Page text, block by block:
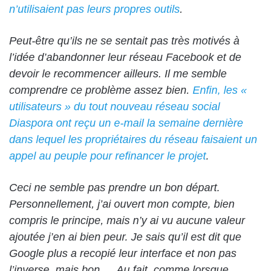
n’utilisaient pas leurs propres outils.
Peut-être qu’ils ne se sentait pas très motivés à
l’idée d’abandonner leur réseau Facebook et de
devoir le recommencer ailleurs. Il me semble
comprendre ce problème assez bien. Enfin, les «
utilisateurs » du tout nouveau réseau social
Diaspora ont reçu un e-mail la semaine dernière
dans lequel les propriétaires du réseau faisaient un
appel au peuple pour refinancer le projet.
Ceci ne semble pas prendre un bon départ.
Personnellement, j’ai ouvert mon compte, bien
compris le principe, mais n’y ai vu aucune valeur
ajoutée j’en ai bien peur. Je sais qu’il est dit que
Google plus a recopié leur interface et non pas